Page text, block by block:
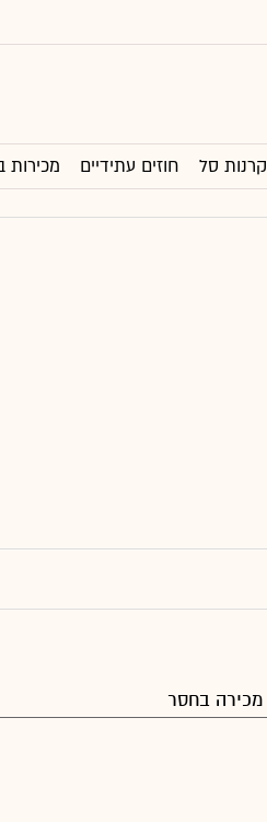
קרנות סל חוזים עתידיים מכירות
מכירה בחסר